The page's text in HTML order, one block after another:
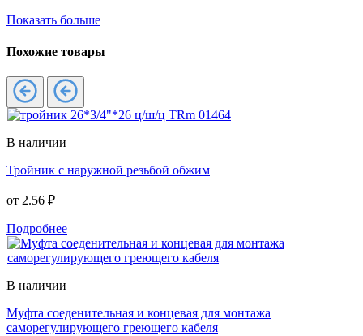
Показать больше
Похожие товары
В наличии
Тройник с наружной резьбой обжим
от 2.56 ₽
Подробнее
В наличии
Муфта соеденительная и концевая для монтажа
саморегулирующего греющего кабеля